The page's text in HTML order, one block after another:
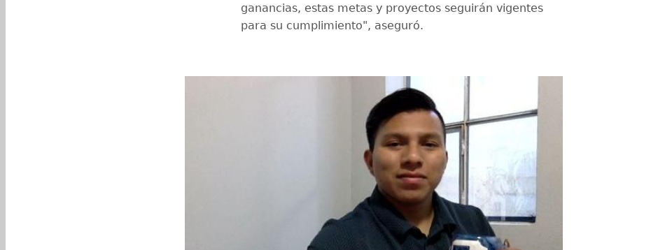
ganancias, estas metas y proyectos seguirán vigentes
para su cumplimiento", aseguró.